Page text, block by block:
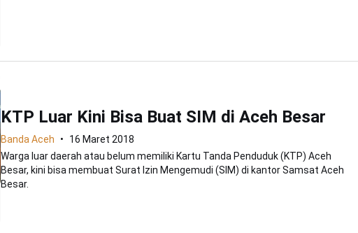
KTP Luar Kini Bisa Buat SIM di Aceh Besar
Banda Aceh
16 Maret 2018
Warga luar daerah atau belum memiliki Kartu Tanda Penduduk (KTP) Aceh
Besar, kini bisa membuat Surat Izin Mengemudi (SIM) di kantor Samsat Aceh
Besar.